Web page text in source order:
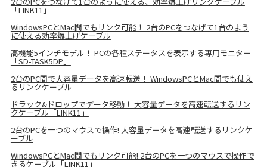
「LINK11」
WindowsPCとMac間でもリンク可能！ 2台のPCをつなげて1台のよう
に使える効率爆上げケーブル
高機能5インチモデル！ PCの各種ステータスを表示する専用モニター
「SD-TASK5DP」
2台のPC間で大容量データを高速転送！ WindowsPCとMac間でも使え
るリンクケーブル
ドラック&ドロップでデータ移動！ 大容量データを高速転送するリン
クケーブル「LINK11」
2台のPCを一つのマウスで操作! 大容量データを高速転送するリンクケ
ーブル
WindowsPCとMac間でもリンク可能! 2台のPCを一つのマウスで操作で
きるケーブル「LINK11」